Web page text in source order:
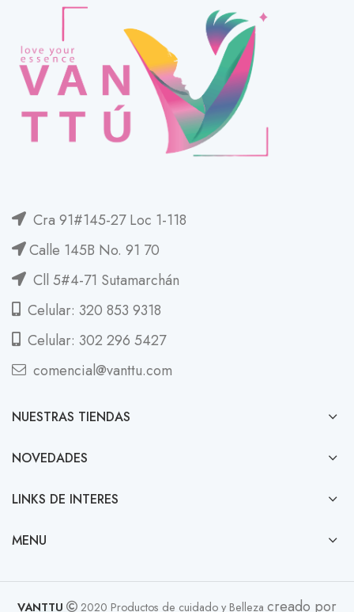
Cra 91#145-27 Loc 1-118
Calle 145B No. 91 70
Cll 5#4-71 Sutamarchán
Celular: 320 853 9318
Celular: 302 296 5427
comencial@vanttu.com
NUESTRAS TIENDAS
NOVEDADES
LINKS DE INTERES
MENU
VANTTU 2020 Productos de cuidado y Belleza creado por